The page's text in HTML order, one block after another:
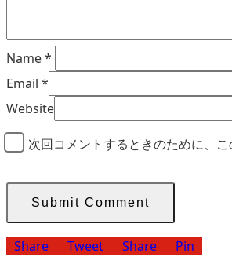
Name*
Email *
Website
次回コメントするときのために、
Share Tweet Share Pin